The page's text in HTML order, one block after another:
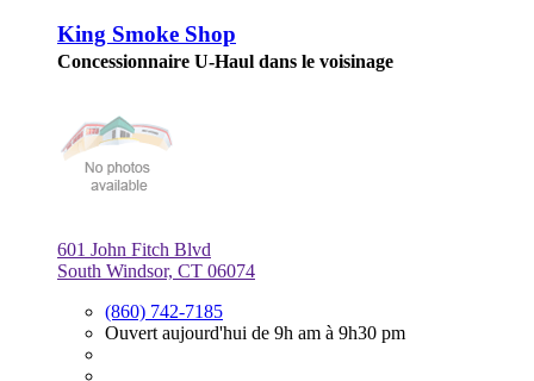
King Smoke Shop
Concessionnaire U-Haul dans le voisinage
601 John Fitch Blvd
South Windsor, CT 06074
(860) 742-7185
Ouvert aujourd'hui de 9h am à 9h30 pm